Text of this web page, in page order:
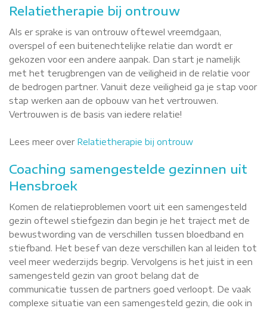
Relatietherapie bij ontrouw
Als er sprake is van ontrouw oftewel vreemdgaan,
overspel of een buitenechtelijke relatie dan wordt er
gekozen voor een andere aanpak. Dan start je namelijk
met het terugbrengen van de veiligheid in de relatie voor
de bedrogen partner. Vanuit deze veiligheid ga je stap voor
stap werken aan de opbouw van het vertrouwen.
Vertrouwen is de basis van iedere relatie!
Lees meer over Relatietherapie bij ontrouw
Coaching samengestelde gezinnen uit
Hensbroek
Komen de relatieproblemen voort uit een samengesteld
gezin oftewel stiefgezin dan begin je het traject met de
bewustwording van de verschillen tussen bloedband en
stiefband. Het besef van deze verschillen kan al leiden tot
veel meer wederzijds begrip. Vervolgens is het juist in een
samengesteld gezin van groot belang dat de
communicatie tussen de partners goed verloopt. De vaak
complexe situatie van een samengesteld gezin, die ook in